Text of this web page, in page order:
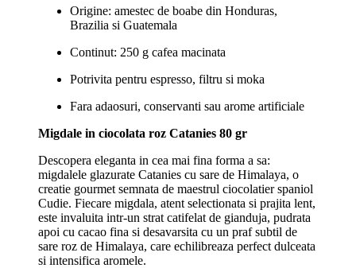
Origine: amestec de boabe din Honduras,
Brazilia si Guatemala
Continut: 250 g cafea macinata
Potrivita pentru espresso, filtru si moka
Fara adaosuri, conservanti sau arome artificiale
Migdale in ciocolata roz Catanies 80 gr
Descopera eleganta in cea mai fina forma a sa:
migdalele glazurate Catanies cu sare de Himalaya, o
creatie gourmet semnata de maestrul ciocolatier spaniol
Cudie. Fiecare migdala, atent selectionata si prajita lent,
este invaluita intr-un strat catifelat de gianduja, pudrata
apoi cu cacao fina si desavarsita cu un praf subtil de
sare roz de Himalaya, care echilibreaza perfect dulceata
si intensifica aromele.